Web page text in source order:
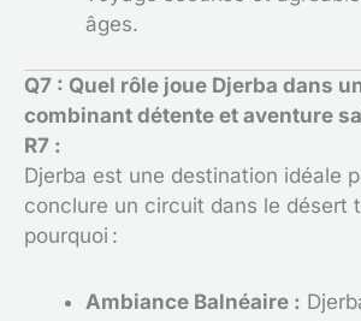
âges.
Q7 : Quel rôle joue Djerba dans
combinant détente et aventure
R7 :
Djerba est une destination idéale
conclure un circuit dans le désert
pourquoi :
Ambiance Balnéaire :